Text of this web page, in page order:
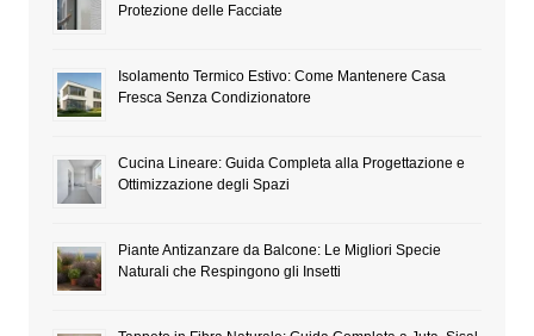
Protezione delle Facciate
Isolamento Termico Estivo: Come Mantenere Casa
Fresca Senza Condizionatore
Cucina Lineare: Guida Completa alla Progettazione e
Ottimizzazione degli Spazi
Piante Antizanzare da Balcone: Le Migliori Specie
Naturali che Respingono gli Insetti